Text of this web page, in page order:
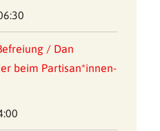
/ Dan
beim Partisan*innen-